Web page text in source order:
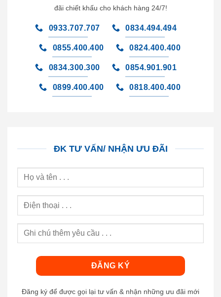
đãi chiết khấu cho khách hàng 24/7!
0933.707.707 0834.494.494
0855.400.400 0824.400.400
0834.300.300 0854.901.901
0899.400.400 0818.400.400
ĐK TƯ VẤN/ NHẬN ƯU ĐÃI
Đăng ký để được gọi lại tư vấn & nhận những ưu đãi mới